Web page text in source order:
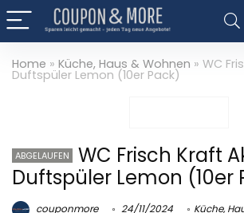
Home » Küche, Haus & Wohnen » WC
Duftspüler Lemon (10er Pack)
ABGELAUFEN
WC Frisch Kraft
Duftspüler Lemon (10er
couponmore 24/11/2024 Küche,